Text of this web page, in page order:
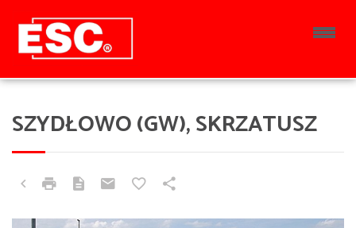
SZYDŁOWO (GW), SKRZATUSZ